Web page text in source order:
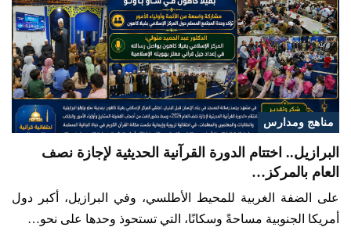
مناهج ومدارس
البرازيل.. اختتام الدورة القرآنية الحديثية لإجازة نصف
العام بالمركز…
على الضفة الغربية للمحيط الأطلسي، وفي البرازيل، أكبر دول
أمريكا الجنوبية مساحةً وسكانًا، التي تستحوذ وحدها على نحو…